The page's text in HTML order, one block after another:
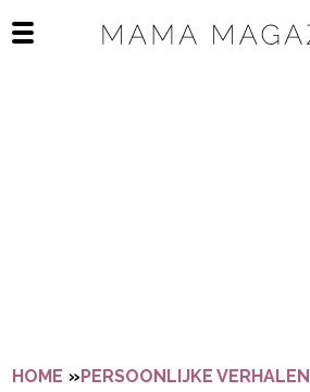
Open het mobiele menu
HOME »PERSOONLIJKE VERHALEN